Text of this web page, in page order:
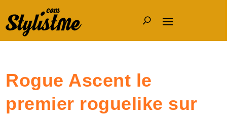
Rogue Ascent le
premier roguelike sur